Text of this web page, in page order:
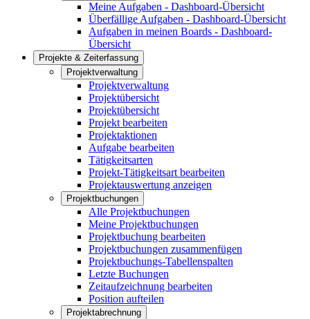
Meine Aufgaben - Dashboard-Übersicht
Überfällige Aufgaben - Dashboard-Übersicht
Aufgaben in meinen Boards - Dashboard-
Übersicht
Projekte & Zeiterfassung
Projektverwaltung
Projektverwaltung
Projektübersicht
Projektübersicht
Projekt bearbeiten
Projektaktionen
Aufgabe bearbeiten
Tätigkeitsarten
Projekt-Tätigkeitsart bearbeiten
Projektauswertung anzeigen
Projektbuchungen
Alle Projektbuchungen
Meine Projektbuchungen
Projektbuchung bearbeiten
Projektbuchungen zusammenfügen
Projektbuchungs-Tabellenspalten
Letzte Buchungen
Zeitaufzeichnung bearbeiten
Position aufteilen
Projektabrechnung